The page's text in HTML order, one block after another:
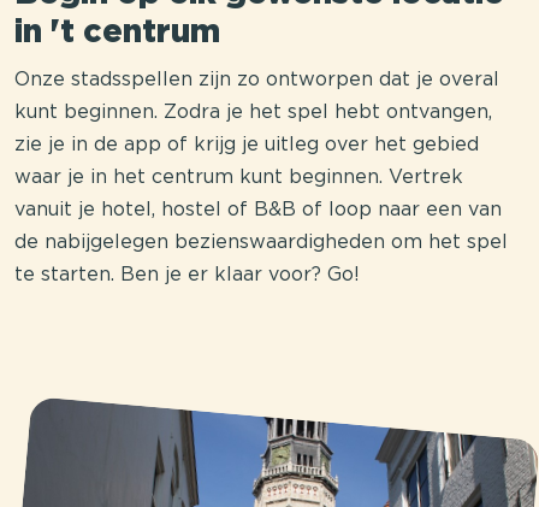
in 't centrum
Onze stadsspellen zijn zo ontworpen dat je overal
kunt beginnen. Zodra je het spel hebt ontvangen,
zie je in de app of krijg je uitleg over het gebied
waar je in het centrum kunt beginnen. Vertrek
vanuit je hotel, hostel of B&B of loop naar een van
de nabijgelegen bezienswaardigheden om het spel
te starten. Ben je er klaar voor? Go!